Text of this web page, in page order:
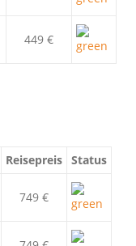
449 €
Reisepreis Status
749 €